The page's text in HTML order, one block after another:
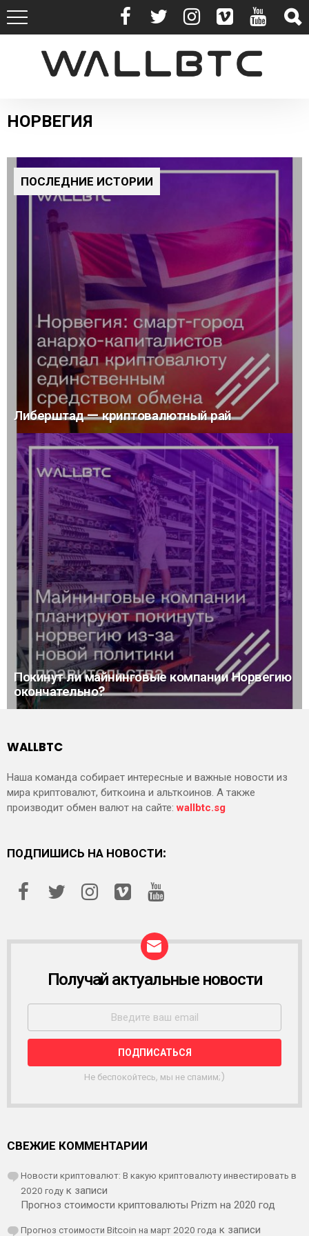
НОРВЕГИЯ
ПОСЛЕДНИЕ ИСТОРИИ
Либерштад — криптовалютный рай
Покинут ли майнинговые компании Норвегию
окончательно?
WALLBTC
Наша команда собирает интересные и важные новости из
мира криптовалют, биткоина и альткоинов. А также
производит обмен валют на сайте:wallbtc.sg
ПОДПИШИСЬ НА НОВОСТИ:
С
Ы
Л
К
Получай актуальные новости
Не беспокойтесь, мы не спамим;)
СВЕЖИЕ КОММЕНТАРИИ
Новости криптовалют: В какую криптовалюту инвестировать в
2020 году к записи
Прогноз стоимости криптовалюты Prizm на 2020 год
Прогноз стоимости Bitcoin на март 2020 года к записи